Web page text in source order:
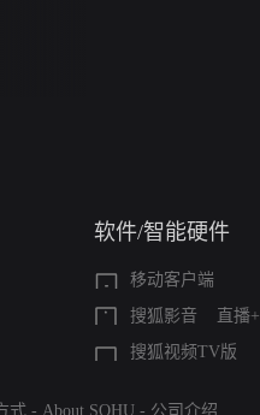
软件/智能硬件
移动客户端
搜狐影音
直播+
搜狐视频TV版
式 - About SOHU - 公司介绍